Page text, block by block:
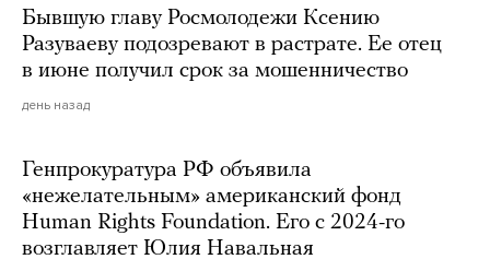
Бывшую главу Росмолодежи Ксению
Разуваеву подозревают в растрате. Ее отец
в июне получил срок за мошенничество
день назад
Генпрокуратура РФ объявила
«нежелательным» американский фонд
Human Rights Foundation. Его с 2024-го
возглавляет Юлия Навальная